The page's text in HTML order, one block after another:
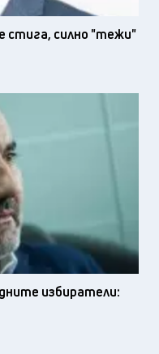
стига, силно "тежи"
избиратели: